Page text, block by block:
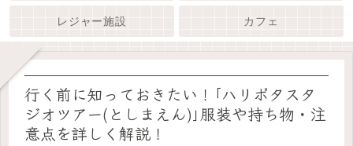
レジャー施設 カフェ
行く前に知っておきたい！｢ハリポタスタ
ジオツアー(としまえん)｣服装や持ち物・注
意点を詳しく解説！